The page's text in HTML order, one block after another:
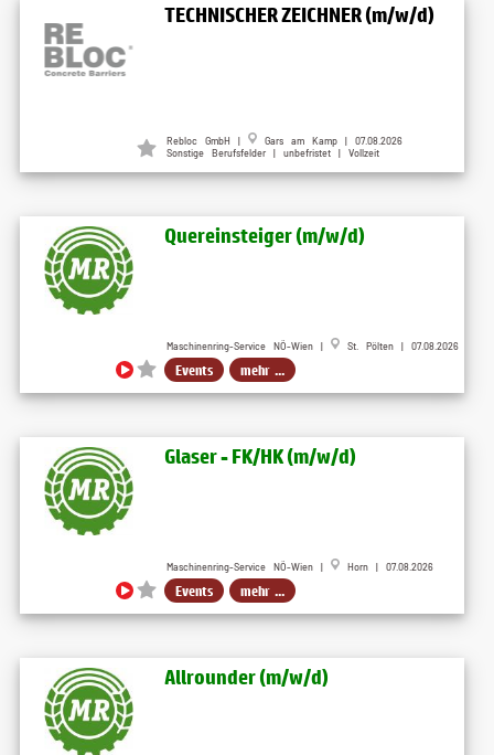
TECHNISCHER ZEICHNER (m/w/d)
Rebloc GmbH |
Gars am Kamp | 07.08.2026
Sonstige Berufsfelder | unbefristet | Vollzeit
Quereinsteiger (m​/w​/d)
Maschinenring-Service NÖ-Wien | St. Pölten | 07.08.2026
Events mehr ...
Glaser - FK​/HK (m​/w/d)
Maschinenring-Service NÖ-Wien | Horn | 07.08.2026
Events mehr ...
Allrounder (m​/w​/d)